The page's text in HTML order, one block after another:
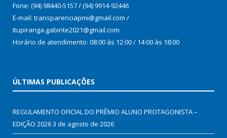
Fone: (94) 98440-5157 / (94) 9914-92446
E-mail: transparenciapmi@gmail.com /
Itupiranga.gabinte2021@gmail.com
Horário de atendimento: 08:00 às 12:00 / 14:00 às 18:00
ÚLTIMAS PUBLICAÇÕES
REGULAMENTO OFICIAL DO PRÊMIO ALUNO PROTAGONISTA –
EDIÇÃO 20263 de agosto de 2026